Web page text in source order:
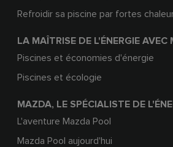
Refroidir sa piscine par fortes
LA MAÎTRISE DE L'ÉNERGIE
Piscines et économies d'énergie
Piscines et écologie
MAZDA, LE SPÉCIALISTE DE
L'aventure Mazda Pool
Mazda Pool aujourd'hui